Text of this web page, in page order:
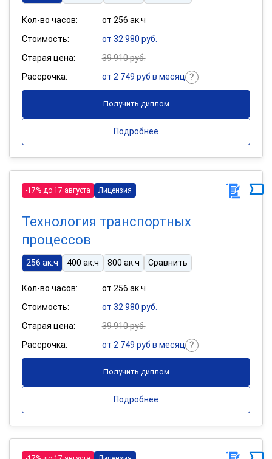
Кол-во часов:
от 256 ак.ч
Стоимость:
от 32 980 руб.
Старая цена:
39 910 руб.
Рассрочка:
от 2 749 руб в месяц
Получить диплом
Подробнее
-17% до 17 августа Лицензия
Технология транспортных
процессов
256 ак.ч 400 ак.ч 800 ак.ч Сравнить
Кол-во часов:
от 256 ак.ч
Стоимость:
от 32 980 руб.
Старая цена:
39 910 руб.
Рассрочка:
от 2 749 руб в месяц
Получить диплом
Подробнее